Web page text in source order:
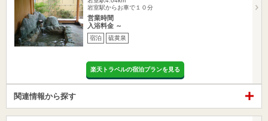
岩室駅からお車で１０分
営業時間
入浴料金 ～
宿泊 硫黄泉
楽天トラベルの宿泊プランを見る
関連情報から探す